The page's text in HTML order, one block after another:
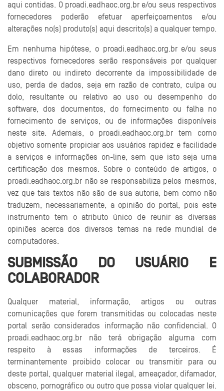
aqui contidas. O proadi.eadhaoc.org.br e/ou seus respectivos
fornecedores poderão efetuar aperfeiçoamentos e/ou
alterações no(s) produto(s) aqui descrito(s) a qualquer tempo.
Em nenhuma hipótese, o proadi.eadhaoc.org.br e/ou seus
respectivos fornecedores serão responsáveis por qualquer
dano direto ou indireto decorrente da impossibilidade de
uso, perda de dados, seja em razão de contrato, culpa ou
dolo, resultante ou relativo ao uso ou desempenho do
software, dos documentos, do fornecimento ou falha no
fornecimento de serviços, ou de informações disponíveis
neste site. Ademais, o proadi.eadhaoc.org.br tem como
objetivo somente propiciar aos usuários rapidez e facilidade
a serviços e informações on-line, sem que isto seja uma
certificação dos mesmos. Sobre o conteúdo de artigos, o
proadi.eadhaoc.org.br não se responsabiliza pelos mesmos,
vez que tais textos não são de sua autoria, bem como não
traduzem, necessariamente, a opinião do portal, pois este
instrumento tem o atributo único de reunir as diversas
opiniões acerca dos diversos temas na rede mundial de
computadores.
SUBMISSÃO DO USUÁRIO E
COLABORADOR
Qualquer material, informação, artigos ou outras
comunicações que forem transmitidas ou colocadas neste
portal serão considerados informação não confidencial. O
proadi.eadhaoc.org.br não terá obrigação alguma com
respeito à essas informações de terceiros. É
terminantemente proibido colocar ou transmitir para ou
deste portal, qualquer material ilegal, ameaçador, difamador,
obsceno, pornográfico ou outro que possa violar qualquer lei.